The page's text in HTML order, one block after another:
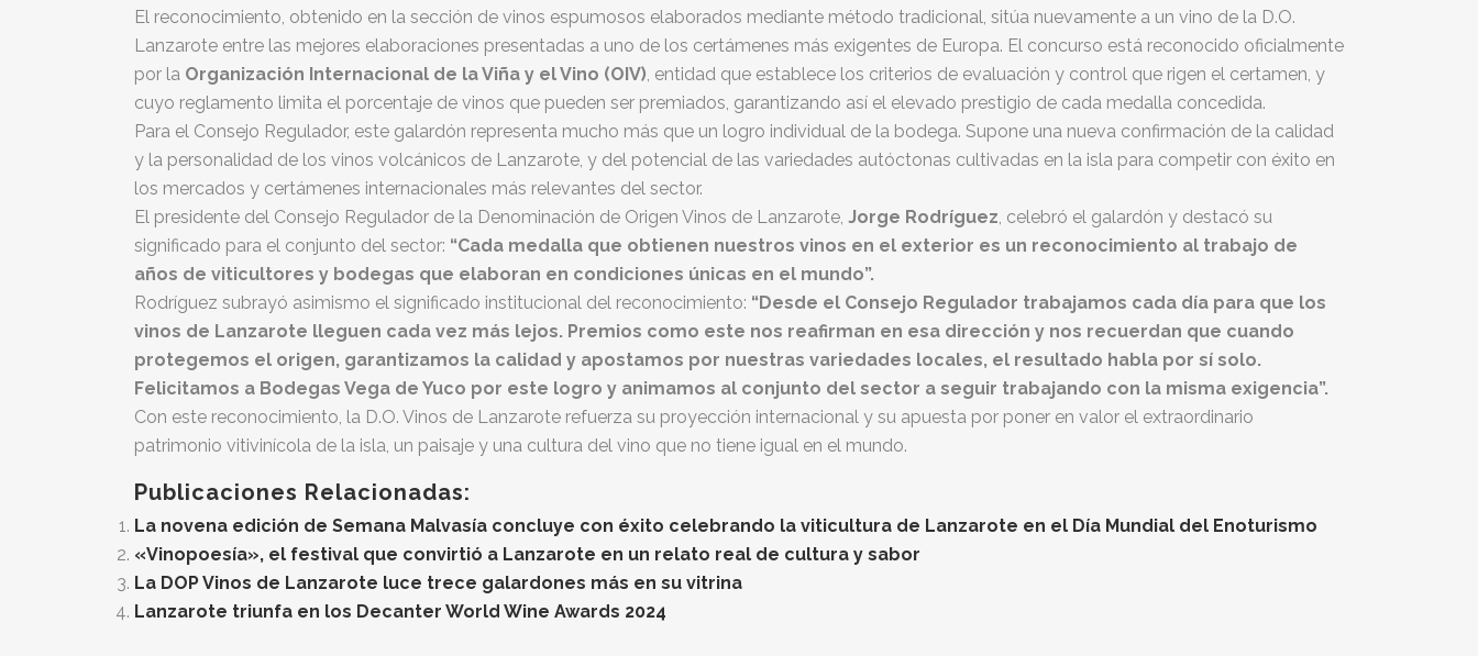
El reconocimiento, obtenido en la sección de vinos espumosos elaborados mediante método tradicional, sitúa nuevamente a un vino de la D.O.
Lanzarote entre las mejores elaboraciones presentadas a uno de los certámenes más exigentes de Europa. El concurso está reconocido oficialmente
por la Organización Internacional de la Viña y el Vino (OIV), entidad que establece los criterios de evaluación y control que rigen el certamen, y
cuyo reglamento limita el porcentaje de vinos que pueden ser premiados, garantizando así el elevado prestigio de cada medalla concedida.
Para el Consejo Regulador, este galardón representa mucho más que un logro individual de la bodega. Supone una nueva confirmación de la calidad
y la personalidad de los vinos volcánicos de Lanzarote, y del potencial de las variedades autóctonas cultivadas en la isla para competir con éxito en
los mercados y certámenes internacionales más relevantes del sector.
El presidente del Consejo Regulador de la Denominación de Origen Vinos de Lanzarote, Jorge Rodríguez, celebró el galardón y destacó su
significado para el conjunto del sector: “Cada medalla que obtienen nuestros vinos en el exterior es un reconocimiento al trabajo de
años de viticultores y bodegas que elaboran en condiciones únicas en el mundo”.
Rodríguez subrayó asimismo el significado institucional del reconocimiento: “Desde el Consejo Regulador trabajamos cada día para que los
vinos de Lanzarote lleguen cada vez más lejos. Premios como este nos reafirman en esa dirección y nos recuerdan que cuando
protegemos el origen, garantizamos la calidad y apostamos por nuestras variedades locales, el resultado habla por sí solo.
Felicitamos a Bodegas Vega de Yuco por este logro y animamos al conjunto del sector a seguir trabajando con la misma exigencia”.
Con este reconocimiento, la D.O. Vinos de Lanzarote refuerza su proyección internacional y su apuesta por poner en valor el extraordinario
patrimonio vitivinícola de la isla, un paisaje y una cultura del vino que no tiene igual en el mundo.
Publicaciones Relacionadas:
La novena edición de Semana Malvasía concluye con éxito celebrando la viticultura de Lanzarote en el Día Mundial del Enoturismo
«Vinopoesía», el festival que convirtió a Lanzarote en un relato real de cultura y sabor
La DOP Vinos de Lanzarote luce trece galardones más en su vitrina
Lanzarote triunfa en los Decanter World Wine Awards 2024